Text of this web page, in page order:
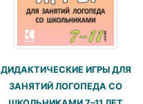
ДИДАКТИЧЕСКИЕ ИГРЫ ДЛЯ
ЗАНЯТИЙ ЛОГОПЕДА СО